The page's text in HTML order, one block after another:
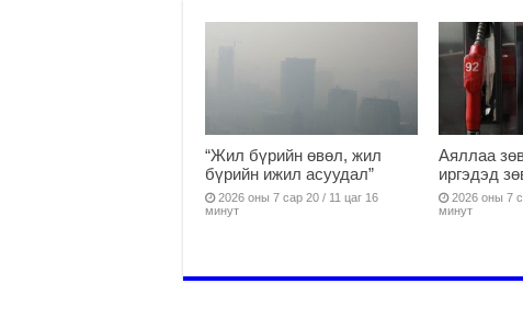
“Жил бүрийн өвөл, жил
бүрийн ижил асуудал”
2026 оны 7 сар 20 / 11 цаг 16
минут
Аяллаа
иргэдэд
2026 оны 7
минут